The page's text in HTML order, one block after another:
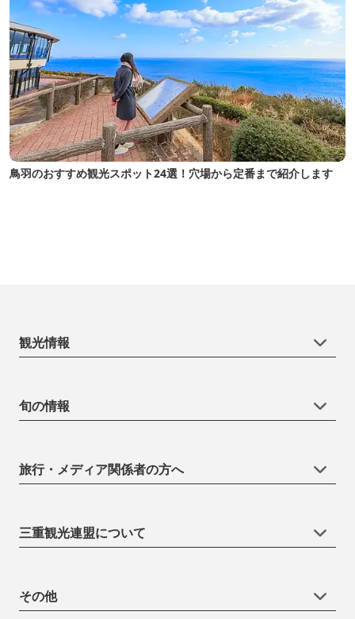
鳥羽のおすすめ観光スポット24選！穴場から定番まで紹介します
観光情報
旬の情報
旅行・メディア関係者の方へ
三重観光連盟について
その他